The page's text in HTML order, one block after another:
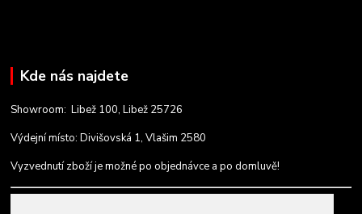
Kde nás najdete
Showroom: Libež 100, Libež 25726
Výdejní místo: Divišovská 1, Vlašim 2580
Vyzvednutí zboží je možné po objednávce a po domluvě!